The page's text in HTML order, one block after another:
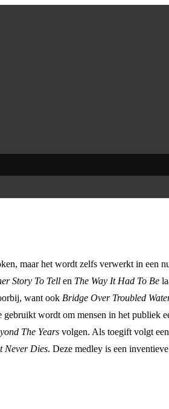
maar het wordt zelfs verwerkt in een
Story To Tell en The Way It Had To Be
want ook Bridge Over Troubled
gebruikt wordt om mensen in het publiek
The Years volgen. Als toegift volgt
Never Dies. Deze medley is een